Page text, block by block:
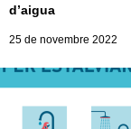
n
a
u
l
a
r
d’aigua
25 de novembre 2022